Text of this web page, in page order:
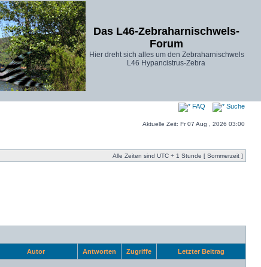
Das L46-Zebraharnischwels-
Forum
Hier dreht sich alles um den Zebraharnischwels
L46 Hypancistrus-Zebra
FAQ Suche
Aktuelle Zeit: Fr 07 Aug , 2026 03:00
Alle Zeiten sind UTC + 1 Stunde [ Sommerzeit ]
Autor Antworten Zugriffe Letzter Beitrag